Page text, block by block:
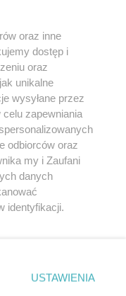
być powielany i
w jakikolwiek sposób
na jakimkolwiek polu
z umieszczaniem w
Jakiekolwiek użycie
części z naruszeniem
pod groźbą kary i
oraz inne
dostęp i
oraz
unikalne
wysyłane przez
zapewniania
odbiorców oraz
my i Zaufani
danych
identyfikacji.
prywatności
strony
USTAWIENIA